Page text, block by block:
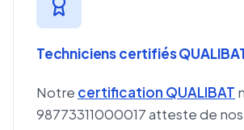
Techniciens certifiés
Notre certification QUALIBAT
98773311000017 atteste de nos